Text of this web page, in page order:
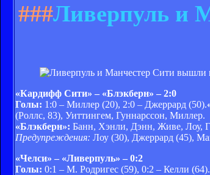
###Ливерпуль и
«Кардифф Сити» – «Блэкберн» – 2:0
Голы: 1:0 – Миллер (20), 2:0 – Джеррард (50).
(Роллс, 83), Уиттингем, Гуннарссон, Миллер.
«Блэкберн»: Банн, Хэнли, Дэнн, Живе, Лоу,
Предупреждения: Лоу (30), Джеррард (45),
«Челси» – «Ливерпуль» – 0:2
Голы: 0:1 – М. Родригес (59), 0:2 – Келли (64).